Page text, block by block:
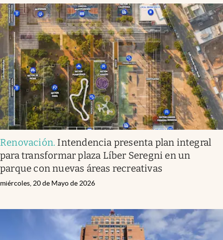
Renovación. Intendencia presenta plan integral
para transformar plaza Líber Seregni en un
parque con nuevas áreas recreativas
miércoles, 20 de Mayo de 2026